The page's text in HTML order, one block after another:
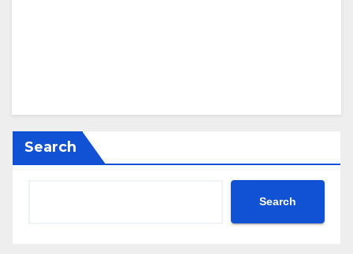
Search
Search